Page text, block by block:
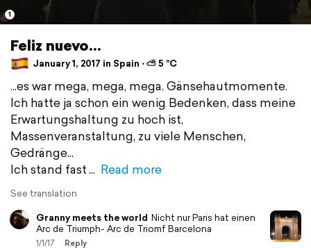
1
Feliz nuevo...
January 1, 2017 in Spain ⋅ ⛅ 5 °C
...es war mega, mega, mega. Gänsehautmomente.
Ich hatte ja schon ein wenig Bedenken, dass meine
Erwartungshaltung zu hoch ist,
Massenveranstaltung, zu viele Menschen,
Gedränge...
Ich stand fast
Read more
See translation
Granny meets the world Nicht nur Paris hat einen
Arc de Triumph- Arc de Triomf Barcelona
1/1/17 Reply